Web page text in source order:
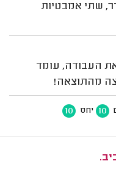
שתי אמבטיות
העבודה, עומד
מהתוצאה!
10 יחס 10